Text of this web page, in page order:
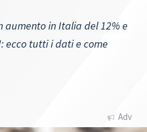
aumento in Italia del 12% e
ecco tutti i dati e come
Adv